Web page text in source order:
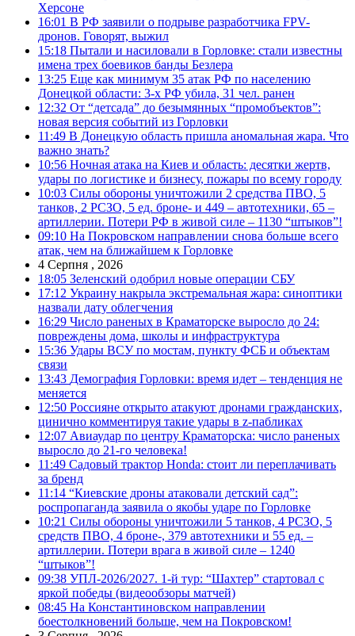
Херсоне
16:01 В РФ заявили о подрыве разработчика FPV-
дронов. Говорят, выжил
15:18 Пытали и насиловали в Горловке: стали известны
имена трех боевиков банды Безлера
13:25 Еще как минимум 35 атак РФ по населению
Донецкой области: 3-х РФ убила, 31 чел. ранен
12:32 От “детсада” до безымянных “промобъектов”:
новая версия событий из Горловки
11:49 В Донецкую область пришла аномальная жара. Что
важно знать?
10:56 Ночная атака на Киев и область: десятки жертв,
удары по логистике и бизнесу, пожары по всему городу
10:03 Силы обороны уничтожили 2 средства ПВО, 5
танков, 2 РСЗО, 5 ед. броне- и 449 – автотехники, 65 –
артиллерии. Потери РФ в живой силе – 1130 “штыков”!
09:10 На Покровском направлении снова больше всего
атак, чем на ближайшем к Горловке
4 Серпня , 2026
18:05 Зеленский одобрил новые операции СБУ
17:12 Украину накрыла экстремальная жара: синоптики
назвали дату облегчения
16:29 Число раненых в Краматорске выросло до 24:
повреждены дома, школы и инфраструктура
15:36 Удары ВСУ по мостам, пункту ФСБ и объектам
связи
13:43 Демография Горловки: время идет – тенденция не
меняется
12:50 Россияне открыто атакуют дронами гражданских,
цинично комментируя такие удары в z-пабликах
12:07 Авиаудар по центру Краматорска: число раненых
выросло до 21-го человека!
11:49 Садовый трактор Honda: стоит ли переплачивать
за бренд
11:14 “Киевские дроны атаковали детский сад”:
роспропаганда заявила о якобы ударе по Горловке
10:21 Силы обороны уничтожили 5 танков, 4 РСЗО, 5
средств ПВО, 4 броне-, 379 автотехники и 55 ед. –
артиллерии. Потери врага в живой силе – 1240
“штыков”!
09:38 УПЛ-2026/2027. 1-й тур: “Шахтер” стартовал с
яркой победы (видеообзоры матчей)
08:45 На Константиновском направлении
боестолкновений больше, чем на Покровском!